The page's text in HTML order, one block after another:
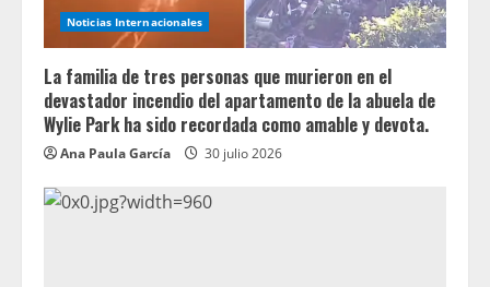
Noticias Internacionales
La familia de tres personas que murieron en el
devastador incendio del apartamento de la abuela de
Wylie Park ha sido recordada como amable y devota.
Ana Paula García 30 julio 2026